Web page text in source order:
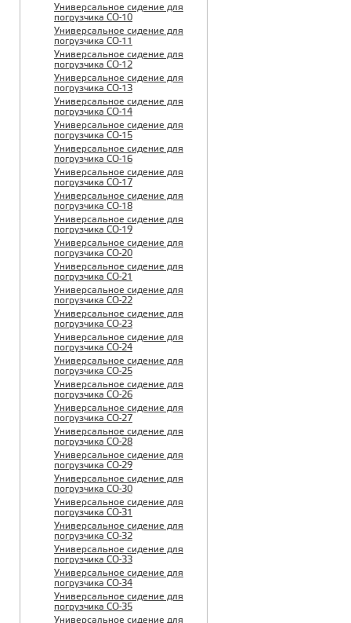
Универсальное сидение для
погрузчика CO-10
Универсальное сидение для
погрузчика CO-11
Универсальное сидение для
погрузчика CO-12
Универсальное сидение для
погрузчика CO-13
Универсальное сидение для
погрузчика CO-14
Универсальное сидение для
погрузчика CO-15
Универсальное сидение для
погрузчика CO-16
Универсальное сидение для
погрузчика CO-17
Универсальное сидение для
погрузчика CO-18
Универсальное сидение для
погрузчика CO-19
Универсальное сидение для
погрузчика CO-20
Универсальное сидение для
погрузчика CO-21
Универсальное сидение для
погрузчика CO-22
Универсальное сидение для
погрузчика CO-23
Универсальное сидение для
погрузчика CO-24
Универсальное сидение для
погрузчика CO-25
Универсальное сидение для
погрузчика CO-26
Универсальное сидение для
погрузчика CO-27
Универсальное сидение для
погрузчика CO-28
Универсальное сидение для
погрузчика CO-29
Универсальное сидение для
погрузчика CO-30
Универсальное сидение для
погрузчика CO-31
Универсальное сидение для
погрузчика CO-32
Универсальное сидение для
погрузчика CO-33
Универсальное сидение для
погрузчика CO-34
Универсальное сидение для
погрузчика CO-35
Универсальное сидение для